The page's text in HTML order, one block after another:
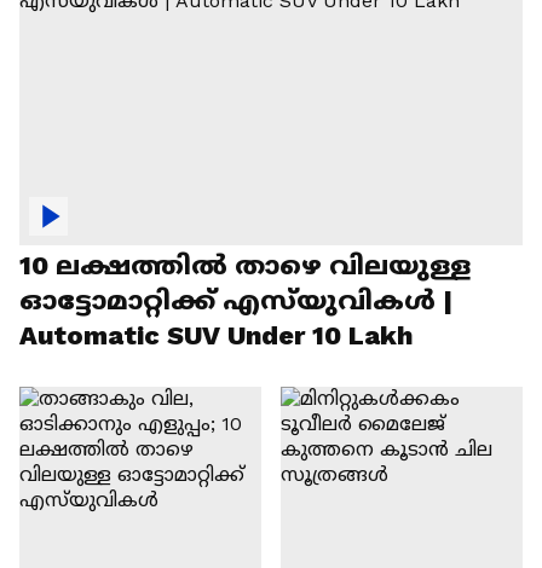
10 ലക്ഷത്തിൽ താഴെ വിലയുള്ള
ഓട്ടോമാറ്റിക്ക് എസ്‍യുവികൾ |
Automatic SUV Under 10 Lakh